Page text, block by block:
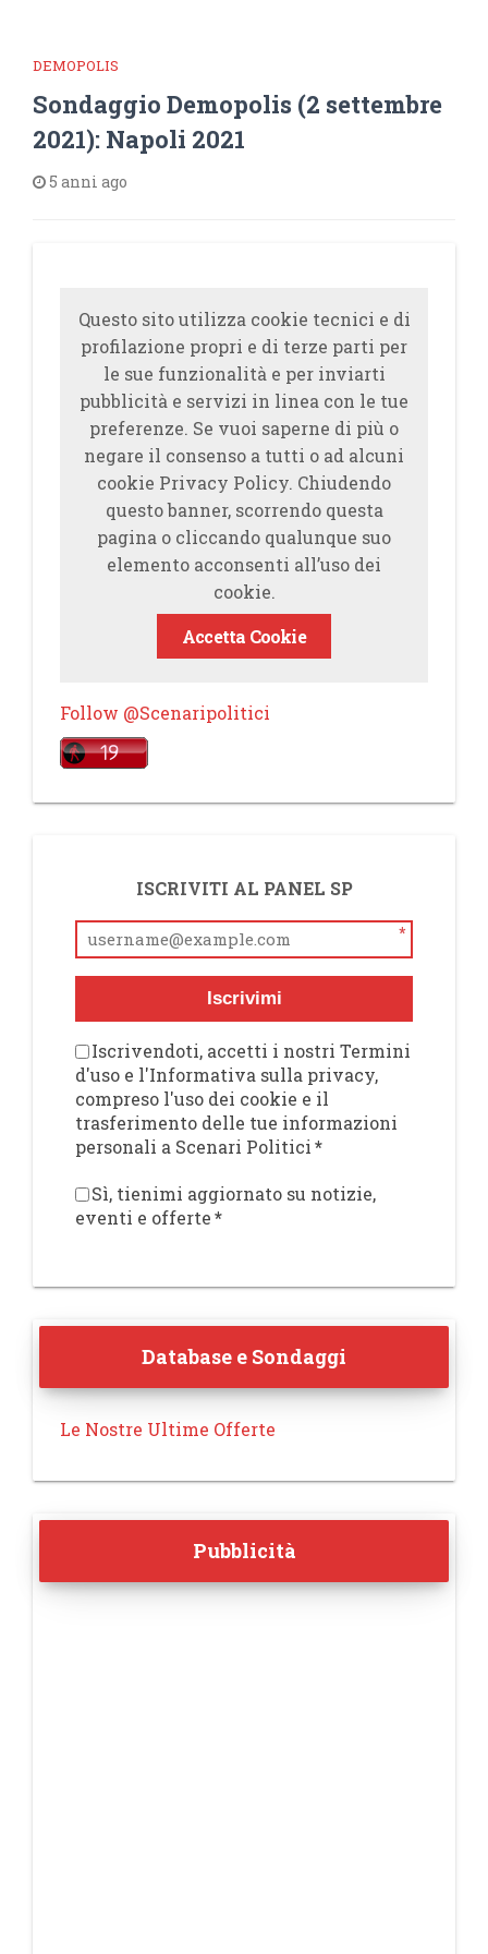
DEMOPOLIS
Sondaggio Demopolis (2 settembre
2021): Napoli 2021
5 anni ago
Questo sito utilizza cookie tecnici e di
profilazione propri e di terze parti per
le sue funzionalità e per inviarti
pubblicità e servizi in linea con le tue
preferenze. Se vuoi saperne di più o
negare il consenso a tutti o ad alcuni
cookie Privacy Policy. Chiudendo
questo banner, scorrendo questa
pagina o cliccando qualunque suo
elemento acconsenti all’uso dei
cookie.
Accetta Cookie
Follow @Scenaripolitici
ISCRIVITI AL PANEL SP
*
Iscrivimi
Iscrivendoti, accetti i nostri Termini
d'uso e l'Informativa sulla privacy,
compreso l'uso dei cookie e il
trasferimento delle tue informazioni
personali a Scenari Politici*
Sì, tienimi aggiornato su notizie,
eventi e offerte*
Database e Sondaggi
Le Nostre Ultime Offerte
Pubblicità